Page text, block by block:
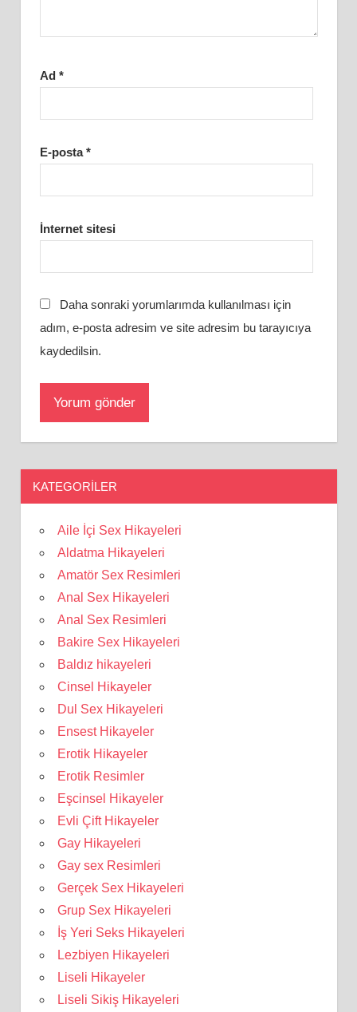
Ad *
E-posta*
İnternet sitesi
Daha sonraki yorumlarımda kullanılması için
adım, e-posta adresim ve site adresim bu tarayıcıya
kaydedilsin.
KATEGORILER
Aile İçi Sex Hikayeleri
Aldatma Hikayeleri
Amatör Sex Resimleri
Anal Sex Hikayeleri
Anal Sex Resimleri
Bakire Sex Hikayeleri
Baldız hikayeleri
Cinsel Hikayeler
Dul Sex Hikayeleri
Ensest Hikayeler
Erotik Hikayeler
Erotik Resimler
Eşcinsel Hikayeler
Evli Çift Hikayeler
Gay Hikayeleri
Gay sex Resimleri
Gerçek Sex Hikayeleri
Grup Sex Hikayeleri
İş Yeri Seks Hikayeleri
Lezbiyen Hikayeleri
Liseli Hikayeler
Liseli Sikiş Hikayeleri